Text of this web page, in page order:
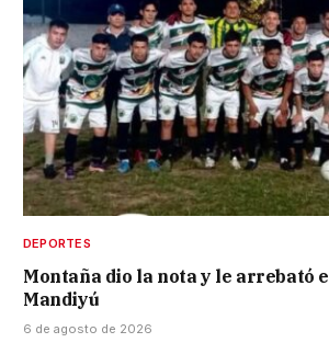
DEPORTES
Montaña dio la nota y le arrebató
Mandiyú
6 de agosto de 2026